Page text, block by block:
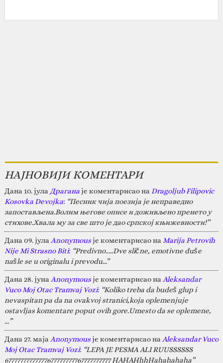
НАЈНОВИЈИ КОМЕНТАРИ
Дана 10. јула Драганаје коментарисао на Dragoljub Filipovic
Kosovka Devojka: “Песник чија поезија је неправедно
запостављена.Волим његове описе и доживљено пренето у
стихове.Хвала му за све што је дао српској књижевности!”
Дана 09. јула Anonymousје коментарисао на Marija Petrovih
Nije Mi Strasno Biti: “Predivno.....Dve slične, emotivne duše
našle se u originalu i prevodu...”
Дана 28. јуна Anonymousје коментарисао на Aleksandar
Vuco Moj Otac Tramvaj Vozi: “Koliko treba da budeš glup i
nevaspitan pa da na ovakvoj stranici,koja oplemenjuje
ostavljas komentare poput ovih gore.Umesto da se oplemene,
…”
Дана 27. маја Anonymousје коментарисао на Aleksandar Vuco
Moj Otac Tramvaj Vozi: “LEPA JE PESMA ALI RUUSSSSSS
67777777777777677777777767777777777 HAHAHhhHahahahaha”